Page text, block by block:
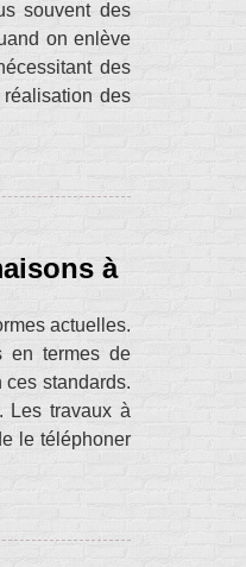
souvent des
on enlève
des
des
à
actuelles.
en termes de
standards.
Les travaux à
le téléphoner